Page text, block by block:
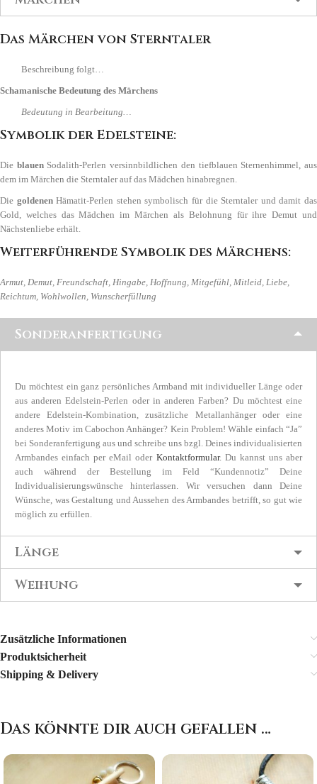
Das Märchen von Sterntaler
Beschreibung folgt…
Schamanische Bedeutung des Märchens
Bedeutung in Bearbeitung…
Symbolik der Edelsteine:
Die blauenSodalith-Perlen versinnbildlichen den tiefblauen Sternenhimmel, aus
dem im Märchen die Sterntaler auf das Mädchen hinabregnen.
Die goldenenHämatit-Perlen stehen symbolisch für die Sterntaler und damit das
Gold, welches das Mädchen im Märchen als Belohnung für ihre Demut und
Nächstenliebe erhält.
Weiterführende Symbolik des Märchens:
Armut, Demut, Freundschaft, Hingabe, Hoffnung, Mitgefühl, Mitleid, Liebe,
Reichtum, Wohlwollen, Wunscherfüllung
Sonderanfertigung
Du möchtest ein ganz persönliches Armband mit individueller Länge oder
aus anderen Edelstein-Perlen oder in anderen Farben? Du möchtest eine
andere Edelstein-Kombination, zusätzliche Metallanhänger oder eine
anderes Motiv im Cabochon Anhänger? Kein Problem! Wähle einfach “Ja”
bei Sonderanfertigung aus und schreibe uns bzgl. Deines individualisierten
Armbandes einfach per eMail oder Kontaktformular. Du kannst uns aber
auch während der Bestellung im Feld “Kundennotiz” Deine
Individualisierungswünsche hinterlassen. Wir versuchen dann Deine
Wünsche, was Gestaltung und Aussehen des Armbandes betrifft, so gut wie
möglich zu erfüllen.
Länge
Weihung
Zusätzliche Informationen
Produktsicherheit
Shipping & Delivery
Das könnte dir auch gefallen …